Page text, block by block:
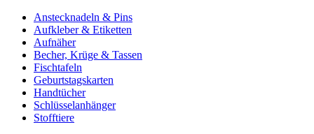
Anstecknadeln & Pins
Aufkleber & Etiketten
Aufnäher
Becher, Krüge & Tassen
Fischtafeln
Geburtstagskarten
Handtücher
Schlüsselanhänger
Stofftiere